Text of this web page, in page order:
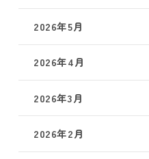
2026年5月
2026年4月
2026年3月
2026年2月